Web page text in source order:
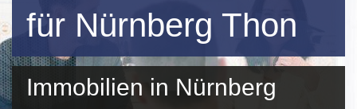
für Nürnberg Thon
Immobilien in Nürnberg